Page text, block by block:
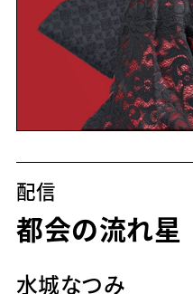
配信
都会の流れ星
水城なつみ